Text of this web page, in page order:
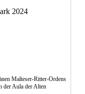
Malteser-Ritter-Ordens
der Aula der Alten